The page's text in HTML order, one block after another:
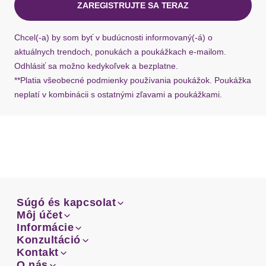
Ärmeldetails angeschnitten
Passform figurumspielend
Schnittform Länge
Details
Materiál: Džersej
Dizajn: Zošívaný lem
Dizajn: Zrezaný rukáv
ZAREGISTRUJTE SA TERAZ
Chcel(-a) by som byť v budúcnosti informovaný(-á) o
aktuálnych trendoch, ponukách a poukážkach e-mailom.
Odhlásiť sa možno kedykoľvek a bezplatne.
**Platia všeobecné podmienky používania poukážok. Poukážka
neplatí v kombinácii s ostatnými zľavami a poukážkami.
Súgó és kapcsolat
Email
Facebook
Súgó és kapcsolat
Email
Facebook
Môj účet
Prehľad objednávok
Môj účet
Prehľad objednávok
Informácie
Doprava
Informácie
Doprava
Konzultáció
Sprievodca-veľkosťami
Konzultáció
Kontakt
Kontakt